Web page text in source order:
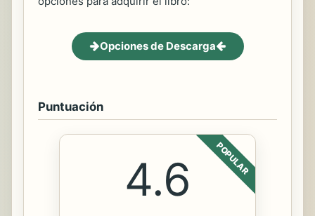
Opciones de Descarga
Puntuación
POPULAR
4.6